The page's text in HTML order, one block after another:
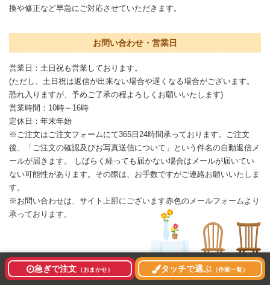
換や修正など早急にご対応させていただきます。
お問い合わせ・営業日
営業日：土日祝も営業しております。
(ただし、土日祝は返信が出来ない場合や遅くなる場合がございます。
恐れ入りますが、予めご了承の程よろしくお願いいたします)
営業時間：10時～16時
定休日：年末年始
※ご注文はご注文フォームにて365日24時間承っております。ご注文
後、「ご注文の確認及びお写真送信について」という件名の自動返信メ
ールが届きます。 しばらく経っても届かない場合はメールが届いてい
ない可能性があります。その際は、お手数ですがご連絡お願いいたしま
す。
※お問い合わせは、サイト上部にございます赤色のメールフォームより
承っております。
急ぎで注文 （おまかせ） タッチで選ぶ （作家一覧）